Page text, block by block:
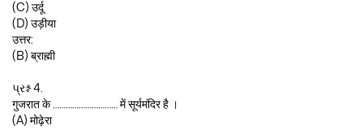
(C) उर्दू
(D) उड़ीया
उत्तर:
(B) ब्राह्मी
પ્રશ્ન 4.
गुजरात के ………………………… में सूर्यमंदिर है ।
(A) मोढ़ेरा